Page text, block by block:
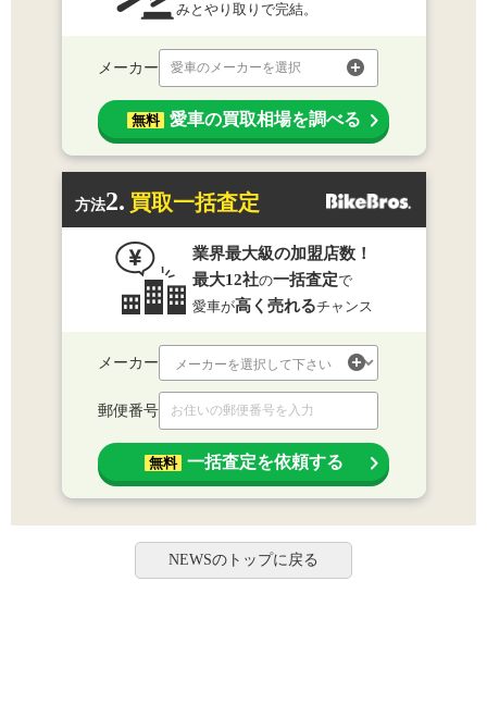
みとやり取りで完結。
メーカー 愛車のメーカーを選択
無料 愛車の買取相場を調べる
方法2. 買取一括査定
業界最大級の加盟店数！
最大12社の一括査定で
愛車が高く売れるチャンス
メーカー
郵便番号
無料 一括査定を依頼する
NEWSのトップに戻る